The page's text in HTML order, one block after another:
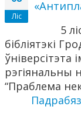
Ліс
5
бібліятэкі
ўніверсітэта
рэгіянальны
“Праблема